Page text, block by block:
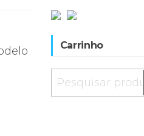
Carrinho
Pesquisar
por: